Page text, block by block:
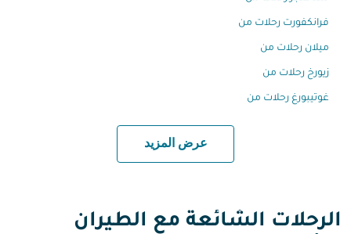
فرانكفورت رحلات من
ميلان رحلات من
زيورخ رحلات من
غوتيبورغ رحلات من
عرض المزيد
الرحلات الشائعة مع الطيران